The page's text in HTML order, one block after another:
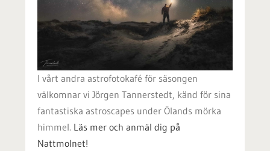
I vårt andra astrofotokafé för säsongen
välkomnar vi Jörgen Tannerstedt, känd för sina
fantastiska astroscapes under Ölands mörka
himmel. Läs mer och anmäl dig på
Nattmolnet!